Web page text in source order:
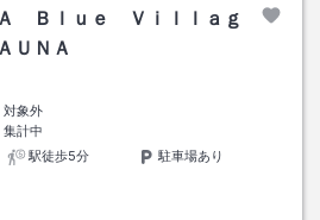
Ｂｌｕｅ Ｖｉｌｌａｇ
ＵＮＡ
対象外
集計中
駅徒歩5分
駐車場あり